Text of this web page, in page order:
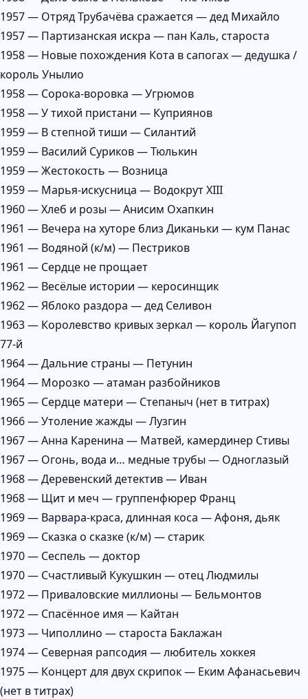
1957 — Отряд Трубачёва сражается — дед Михайло
1957 — Партизанская искра — пан Каль, староста
1958 — Новые похождения Кота в сапогах — дедушка /
король Унылио
1958 — Сорока-воровка — Угрюмов
1958 — У тихой пристани — Куприянов
1959 — В степной тиши — Силантий
1959 — Василий Суриков — Тюлькин
1959 — Жестокость — Возница
1959 — Марья-искусница — Водокрут XIII
1960 — Хлеб и розы — Анисим Охапкин
1961 — Вечера на хуторе близ Диканьки — кум Панас
1961 — Водяной (к/м) — Пестриков
1961 — Сердце не прощает
1962 — Весёлые истории — керосинщик
1962 — Яблоко раздора — дед Селивон
1963 — Королевство кривых зеркал — король Йагупоп
77-й
1964 — Дальние страны — Петунин
1964 — Морозко — атаман разбойников
1965 — Сердце матери — Степаныч (нет в титрах)
1966 — Утоление жажды — Лузгин
1967 — Анна Каренина — Матвей, камердинер Стивы
1967 — Огонь, вода и… медные трубы — Одноглазый
1968 — Деревенский детектив — Иван
1968 — Щит и меч — группенфюрер Франц
1969 — Варвара-краса, длинная коса — Афоня, дьяк
1969 — Сказка о сказке (к/м) — старик
1970 — Сеспель — доктор
1970 — Счастливый Кукушкин — отец Людмилы
1972 — Приваловские миллионы — Бельмонтов
1972 — Спасённое имя — Кайтан
1973 — Чиполлино — староста Баклажан
1974 — Северная рапсодия — любитель хоккея
1975 — Концерт для двух скрипок — Еким Афанасьевич
(нет в титрах)